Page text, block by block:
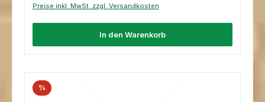
Preise inkl. MwSt. zzgl. Versandkosten
In den Warenkorb
%